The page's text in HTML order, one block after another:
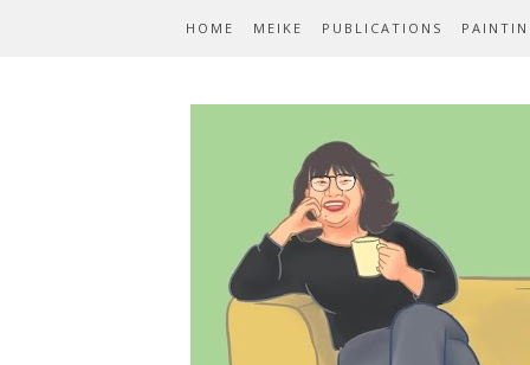
HOME MEIKE PUBLICATIONS